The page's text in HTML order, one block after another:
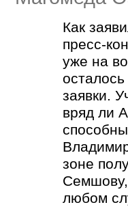
Как
пресс-
уже на
заявки.
вряд ли
зоне
любом